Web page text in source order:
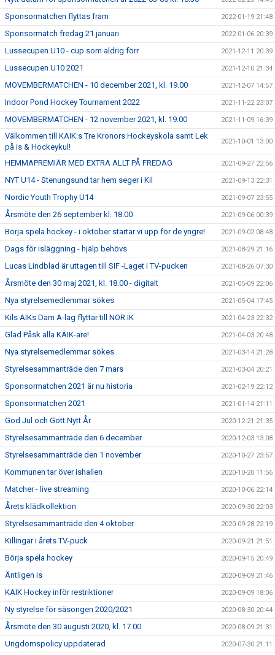
Sponsormatchen flyttas fram 2022-01-19 21:48
Sponsormatch fredag 21 januari 2022-01-06 20:39
Lussecupen U10 - cup som aldrig förr 2021-12-11 20:39
Lussecupen U10 2021 2021-12-10 21:34
MOVEMBERMATCHEN - 10 december 2021, kl. 19.00 2021-12-07 14:57
Indoor Pond Hockey Tournament 2022 2021-11-22 23:07
MOVEMBERMATCHEN - 12 november 2021, kl. 19.00 2021-11-09 16:39
Välkommen till KAIK:s Tre Kronors Hockeyskola samt Lek
på is & Hockeykul!
2021-10-01 13:00
HEMMAPREMIÄR MED EXTRA ALLT PÅ FREDAG 2021-09-27 22:56
NYT U14 - Stenungsund tar hem seger i Kil 2021-09-13 22:31
Nordic Youth Trophy U14 2021-09-07 23:55
Årsmöte den 26 september kl. 18.00 2021-09-06 00:39
Börja spela hockey - i oktober startar vi upp för de yngre! 2021-09-02 08:48
Dags för isläggning - hjälp behövs 2021-08-29 21:16
Lucas Lindblad är uttagen till SIF -Laget i TV-pucken 2021-08-26 07:30
Årsmöte den 30 maj 2021, kl. 18.00 - digitalt 2021-05-09 22:06
Nya styrelsemedlemmar sökes 2021-05-04 17:45
Kils AIKs Dam A-lag flyttar till NOR IK 2021-04-23 22:32
Glad Påsk alla KAIK-are! 2021-04-03 20:48
Nya styrelsemedlemmar sökes 2021-03-14 21:28
Styrelsesammanträde den 7 mars 2021-03-04 20:21
Sponsormatchen 2021 är nu historia 2021-02-19 22:12
Sponsormatchen 2021 2021-01-14 21:11
God Jul och Gott Nytt År 2020-12-21 21:35
Styrelsesammanträde den 6 december 2020-12-03 13:08
Styrelsesammanträde den 1 november 2020-10-27 23:57
Kommunen tar över ishallen 2020-10-20 11:56
Matcher - live streaming 2020-10-06 22:14
Årets klädkollektion 2020-09-30 22:03
Styrelsesammanträde den 4 oktober 2020-09-28 22:19
Killingar i årets TV-puck 2020-09-21 21:51
Börja spela hockey 2020-09-15 20:49
Äntligen is 2020-09-09 21:46
KAIK Hockey inför restriktioner 2020-09-09 18:06
Ny styrelse för säsongen 2020/2021 2020-08-30 20:44
Årsmöte den 30 augusti 2020, kl. 17.00 2020-08-09 21:31
Ungdomspolicy uppdaterad 2020-07-30 21:11